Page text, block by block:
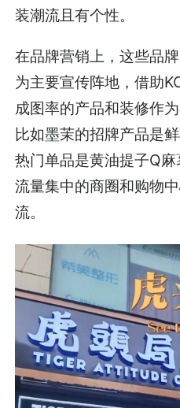
装潮流且有个性。
在品牌营销上，这些品
为主要宣传阵地，借助
成图率的产品和装修作
比如墨茉的招牌产品是
热门单品是黄油提子Q
流量集中的商圈和购物
流。